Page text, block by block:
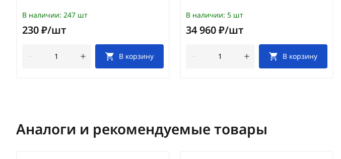
В наличии: 247 шт
230 ₽/шт
В корзину
В наличии: 5 шт
34 960 ₽/шт
В корзину
Аналоги и рекомендуемые товары